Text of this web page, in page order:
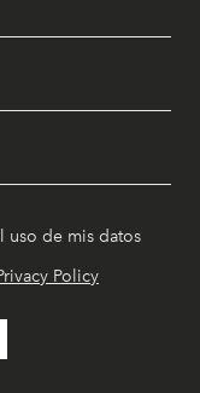
uso de mis datos
Policy